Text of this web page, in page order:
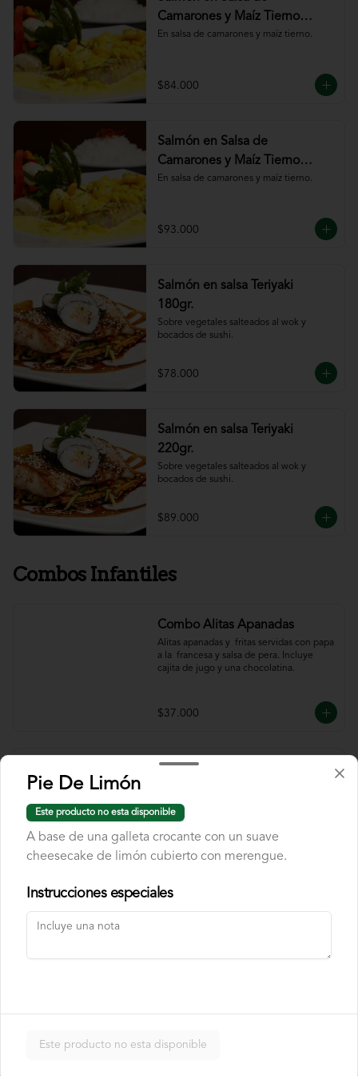
Camarones y Maíz Tierno
180gr
En salsa de camarones y maíz tierno.
$84.000
Salmón en Salsa de
Camarones y Maíz Tierno
220gr
En salsa de camarones y maíz tierno.
$93.000
Salmón en salsa Teriyaki
180gr.
Sobre vegetales salteados al wok y
bocados de sushi.
$78.000
Salmón en salsa Teriyaki
220gr.
Sobre vegetales salteados al wok y
bocados de sushi.
$89.000
Combos Infantiles
Combo Alitas Apanadas
Alitas apanadas y  fritas servidas con papa
a la  francesa y salsa de pera. Incluye
cajita de jugo y una chocolatina.
$37.000
Combo Butterfly
flambe y papas chip. Incluye cajita de
$40.000
Combo Fettuccine
y una chocolatina.
Pie De Limón
Este producto no esta disponible
A base de una galleta crocante con un suave
cheesecake de limón cubierto con merengue.
Instrucciones especiales
Este producto no esta disponible